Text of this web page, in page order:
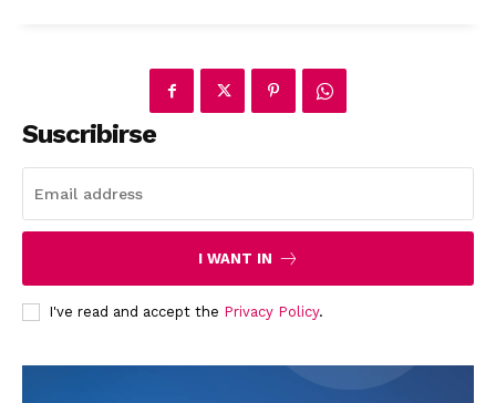
SUBSCRIBE NOW
Suscribirse
I WANT IN
I've read and accept the Privacy Policy.